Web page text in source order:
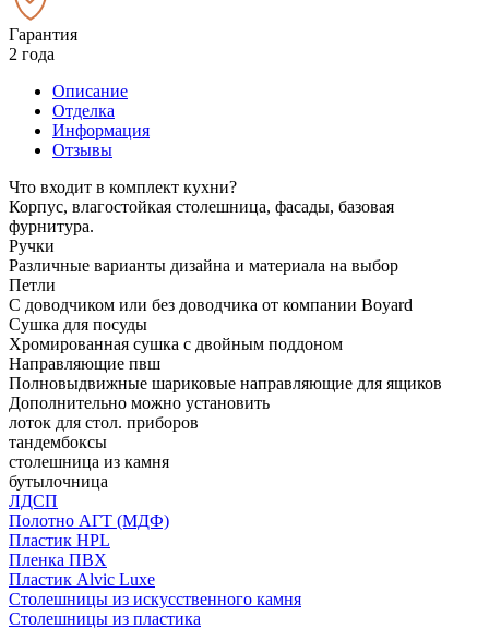
Гарантия
2 года
Описание
Отделка
Информация
Отзывы
Что входит в комплект кухни?
Корпус, влагостойкая столешница, фасады, базовая
фурнитура.
Ручки
Различные варианты дизайна и материала на выбор
Петли
С доводчиком или без доводчика от компании Boyard
Сушка для посуды
Хромированная сушка с двойным поддоном
Направляющие пвш
Полновыдвижные шариковые направляющие для ящиков
Дополнительно можно установить
лоток для стол. приборов
тандембоксы
столешница из камня
бутылочница
ЛДСП
Полотно АГТ (МДФ)
Пластик HPL
Пленка ПВХ
Пластик Alvic Luxe
Столешницы из искусственного камня
Столешницы из пластика